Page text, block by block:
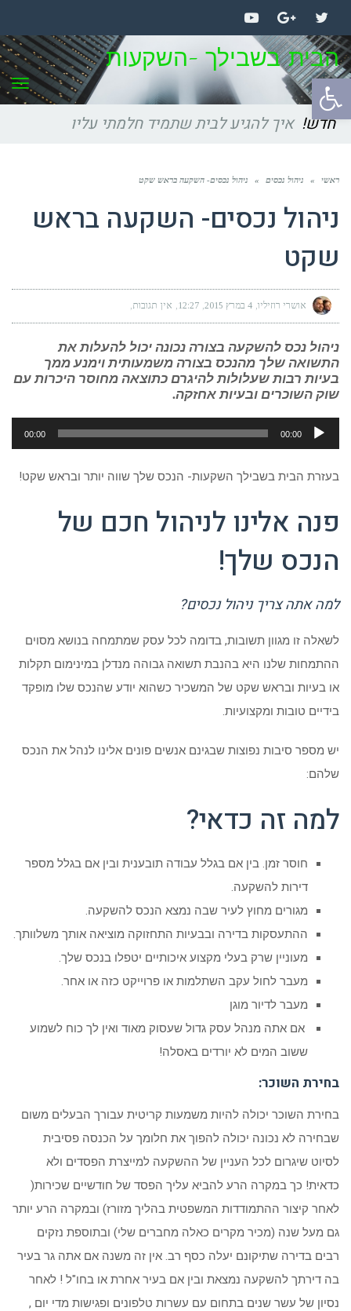
פתח
סרגל
Twitter
Google+
YouTube
הבית בשבילך -השקעות
חדש! איך להגיע לבית שתמיד חלמתי עליו
ראשי » ניהול נכסים » ניהול נכסים- השקעה בראש שקט
ניהול נכסים- השקעה בראש
שקט
אושרי רוזיליו 4 במרץ 2015 12:27 אין תגובות
ניהול נכס להשקעה בצורה נכונה יכול להעלות את
התשואה שלך מהנכס בצורה משמעותית וימנע ממך
בעיות רבות שעלולות להיגרם כתוצאה מחוסר היכרות עם
שוק השוכרים ובעיות אחזקה.
אודיו
00:00
00:00
בעזרת הבית בשבילך השקעות- הנכס שלך שווה יותר ובראש שקט!
פנה אלינו לניהול חכם של
הנכס שלך!
למה אתה צריך ניהול נכסים?
לשאלה זו מגוון תשובות, בדומה לכל עסק שמתמחה בנושא מסוים
ההתמחות שלנו היא בהנבת תשואה גבוהה מנדלן במינימום תקלות
או בעיות ובראש שקט של המשכיר כשהוא יודע שהנכס שלו מופקד
בידיים טובות ומקצועיות.
יש מספר סיבות נפוצות שבגינם אנשים פונים אלינו לנהל את הנכס
שלהם:
למה זה כדאי?
חוסר זמן. בין אם בגלל עבודה תובענית ובין אם בגלל מספר
דירות להשקעה.
מגורים מחוץ לעיר שבה נמצא הנכס להשקעה.
ההתעסקות בדירה ובבעיות התחזוקה מוציאה אותך משלוותך.
מעוניין שרק בעלי מקצוע איכותיים יטפלו בנכס שלך.
מעבר לחול עקב השתלמות או פרוייקט כזה או אחר.
מעבר לדיור מוגן
אם אתה מנהל עסק גדול שעסוק מאוד ואין לך כוח לשמוע
ששוב המים לא יורדים באסלה!
בחירת השוכר:
בחירת השוכר יכולה להיות משמעות קריטית עבורך הבעלים משום
שבחירה לא נכונה יכולה להפוך את חלומך על הכנסה פסיבית
לסיוט שיגרום לכל העניין של ההשקעה למייצרת הפסדים ולא
כדאית! כך במקרה הרע להביא עליך הפסד של חודשיים שכירות(
לאחר קיצור ההתמודדות המשפטית בהליך מזורז) ובמקרה הרע יותר
גם מעל שנה (מכיר מקרים כאלה מחברים שלי) ובתוספת נזקים
רבים בדירה שתיקונם יעלה כסף רב. אין זה משנה אם אתה גר בעיר
בה דירתך להשקעה נמצאת ובין אם בעיר אחרת או בחו"ל ! לאחר
נסיון של עשר שנים בתחום עם עשרות טלפונים ופגישות מדי יום ,